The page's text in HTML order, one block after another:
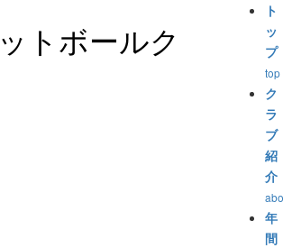
ト
ッ
プ
top
ク
ラ
ブ
紹
介
年
間